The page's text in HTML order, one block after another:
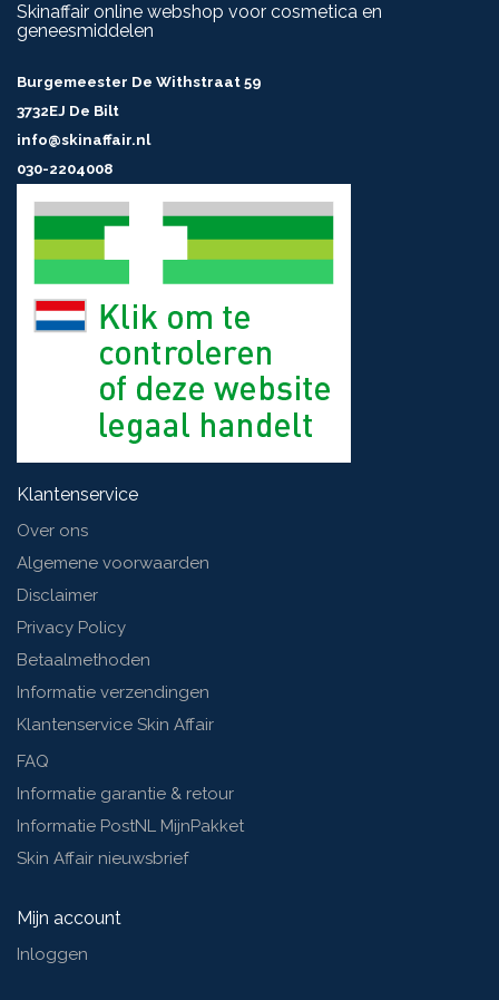
Skinaffair online webshop voor cosmetica en
geneesmiddelen
Burgemeester De Withstraat 59
3732EJ De Bilt
info@skinaffair.nl
030-2204008
Klantenservice
Over ons
Algemene voorwaarden
Disclaimer
Privacy Policy
Betaalmethoden
Informatie verzendingen
Klantenservice Skin Affair
FAQ
Informatie garantie & retour
Informatie PostNL MijnPakket
Skin Affair nieuwsbrief
Mijn account
Inloggen